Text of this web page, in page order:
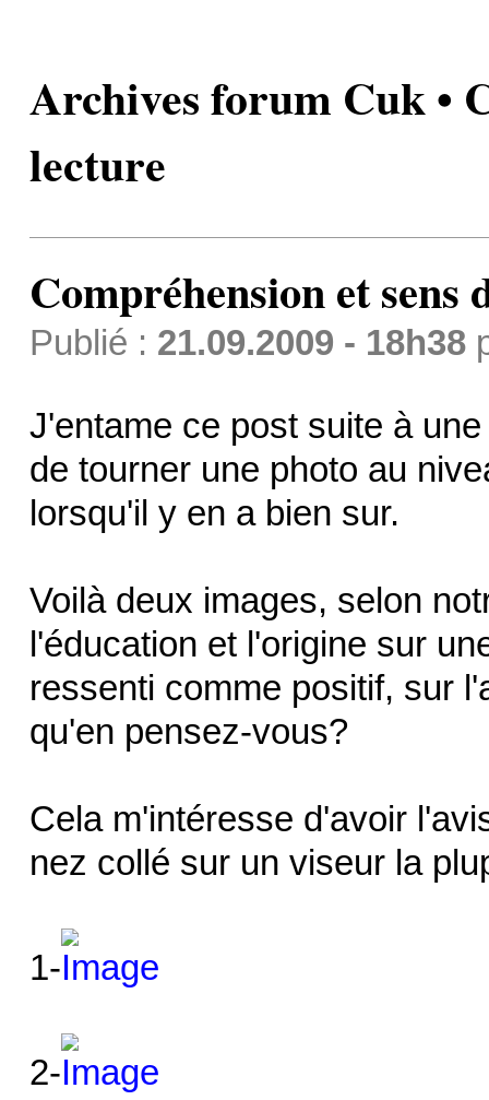
Archives forum Cuk •
lecture
Compréhension et sens
Publié : 21.09.2009 - 18h38
J'entame ce post suite à
de tourner une photo au
lorsqu'il y en a bien sur.
Voilà deux images, selon
l'éducation et l'origine sur
ressenti comme positif, sur
qu'en pensez-vous?
Cela m'intéresse d'avoir
nez collé sur un viseur la
1-
2-